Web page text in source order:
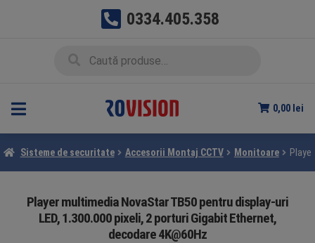
0334.405.358
0,00 lei
Sisteme de securitate Accesorii Montaj CCTV Monitoare
Player multimedia NovaStar TB50 pentru display-uri
LED, 1.300.000 pixeli, 2 porturi Gigabit Ethernet,
decodare 4K@60Hz